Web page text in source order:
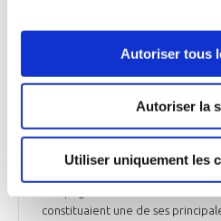
Autoriser tous
Autoriser la
Utiliser uniquement les
eu besoin de contracter un PGE
contrario, Air France KLM a reçu
supplémentaires. Des parcours
surprenant. Car avant la
transport aérien. Cet axiome
l’écart s’est creusé entre Airbus
constituaient une de ses